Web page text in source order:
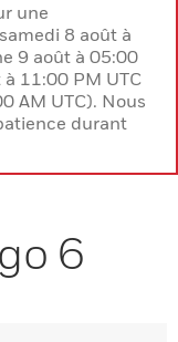
une
8 août à
9 août à 05:00
11:00 PM UTC
AM UTC). Nous
durant
6